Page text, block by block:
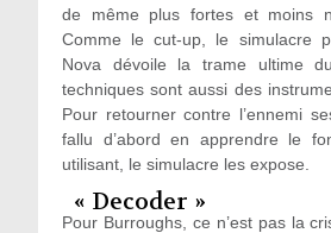
de même plus fortes et moins
Comme le cut-up, le simulacre
Nova dévoile la trame ultime
techniques sont aussi des
Pour retourner contre l’ennemi
fallu d’abord en apprendre le
utilisant, le simulacre les expose.
« Decoder »
Pour Burroughs, ce n’est pas la